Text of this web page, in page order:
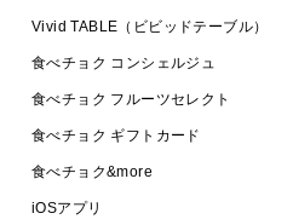
Vivid TABLE（ビビッドテーブル）
食べチョク コンシェルジュ
食べチョク フルーツセレクト
食べチョク ギフトカード
食べチョク&more
iOSアプリ